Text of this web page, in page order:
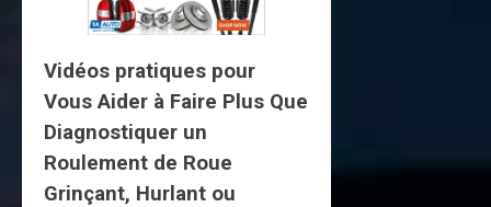
Vidéos pratiques pour
Vous Aider à Faire Plus Que
Diagnostiquer un
Roulement de Roue
Grinçant, Hurlant ou